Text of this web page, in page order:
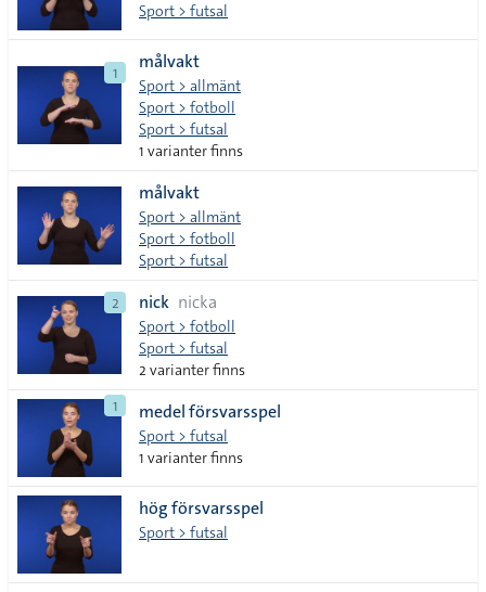
Sport > futsal
1 målvakt
Sport > allmänt
Sport > fotboll
Sport > futsal
1 varianter finns
målvakt
Sport > allmänt
Sport > fotboll
Sport > futsal
2 nick nicka
Sport > fotboll
Sport > futsal
2 varianter finns
1
medel försvarsspel
Sport > futsal
1 varianter finns
hög försvarsspel
Sport > futsal